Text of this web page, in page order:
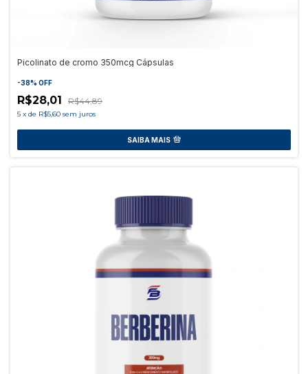
Picolinato de cromo 350mcg Cápsulas
-38% OFF
R$28,01 R$44,89
5 x de R$5,60 sem juros
SAIBA MAIS